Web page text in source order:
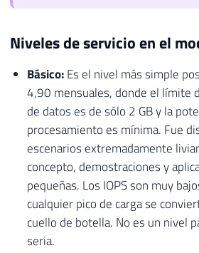
Niveles de servicio en el
Básico:Es el nivel más simple
4,90 mensuales, donde el límite
de datos es de sólo 2 GB y la
procesamiento es mínima. Fue
escenarios extremadamente
concepto, demostraciones y
pequeñas. Los IOPS son muy
cualquier pico de carga se
cuello de botella. No es un nivel
seria.